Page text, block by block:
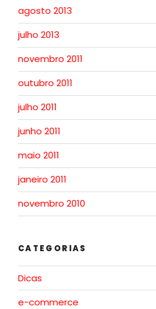
agosto 2013
julho 2013
novembro 2011
outubro 2011
julho 2011
junho 2011
maio 2011
janeiro 2011
novembro 2010
CATEGORIAS
Dicas
e-commerce